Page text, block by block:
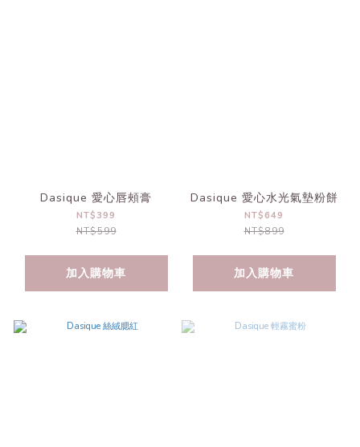
Dasique 愛心唇頰膏
NT$399
NT$599
加入購物車
Dasique 愛心水光氣墊粉餅
NT$649
NT$899
加入購物車